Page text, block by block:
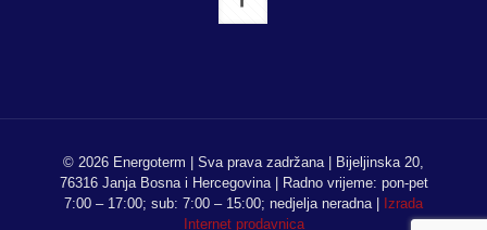
© 2026 Energoterm | Sva prava zadržana | Bijeljinska 20,
76316 Janja Bosna i Hercegovina | Radno vrijeme: pon-pet
7:00 – 17:00; sub: 7:00 – 15:00; nedjelja neradna |
Izrada
Internet prodavnica